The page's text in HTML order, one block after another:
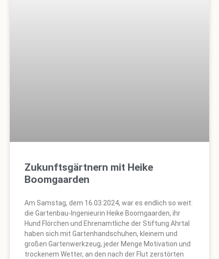
Zukunftsgärtnern mit Heike
Boomgaarden
Am Samstag, dem 16.03.2024, war es endlich so weit:
die Gartenbau-Ingenieurin Heike Boomgaarden, ihr
Hund Flörchen und Ehrenamtliche der Stiftung Ahrtal
haben sich mit Gartenhandschuhen, kleinem und
großen Gartenwerkzeug, jeder Menge Motivation und
trockenem Wetter, an den nach der Flut zerstörten